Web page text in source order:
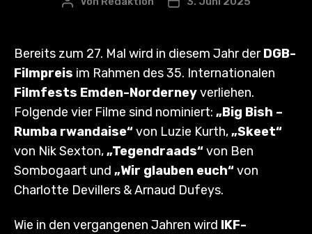
Bereits zum 27. Mal wird in diesem Jahr derDGB-
Filmpreis im Rahmen des 35. Internationalen
Filmfests Emden-Norderneyverliehen.
Folgende vier Filme sind nominiert: „Big Bish –
Rumba rwandaise“von Luzie Kurth,„Skeet“
von Nik Sexton,„Tegendraads“von Ben
Sombogaart und „Wir glauben euch“von
Charlotte Devillers & Arnaud Dufeys.
Wie in den vergangenen Jahren wird IKF-